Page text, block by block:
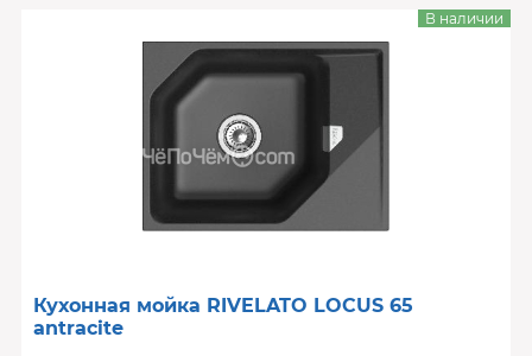
Кухонная мойка RIVELATO LOCUS 65
antracite
В наличии